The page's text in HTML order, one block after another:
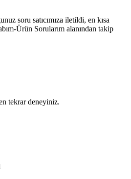
soru satıcımıza iletildi, en kısa
Ürün Sorularım alanından takip
tekrar deneyiniz.